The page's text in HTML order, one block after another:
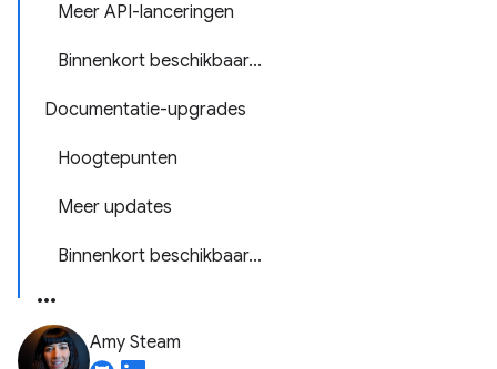
Meer API-lanceringen
Binnenkort beschikbaar...
Documentatie-upgrades
Hoogtepunten
Meer updates
Binnenkort beschikbaar...
Amy Steam